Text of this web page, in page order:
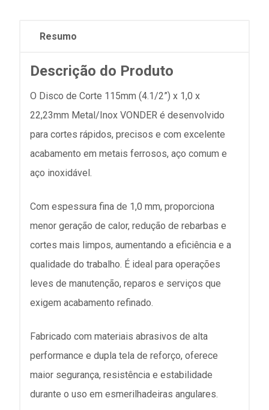
Resumo
Descrição do Produto
O Disco de Corte 115mm (4.1/2”) x 1,0 x
22,23mm Metal/Inox VONDER é desenvolvido
para cortes rápidos, precisos e com excelente
acabamento em metais ferrosos, aço comum e
aço inoxidável.
Com espessura fina de 1,0 mm, proporciona
menor geração de calor, redução de rebarbas e
cortes mais limpos, aumentando a eficiência e a
qualidade do trabalho. É ideal para operações
leves de manutenção, reparos e serviços que
exigem acabamento refinado.
Fabricado com materiais abrasivos de alta
performance e dupla tela de reforço, oferece
maior segurança, resistência e estabilidade
durante o uso em esmerilhadeiras angulares.